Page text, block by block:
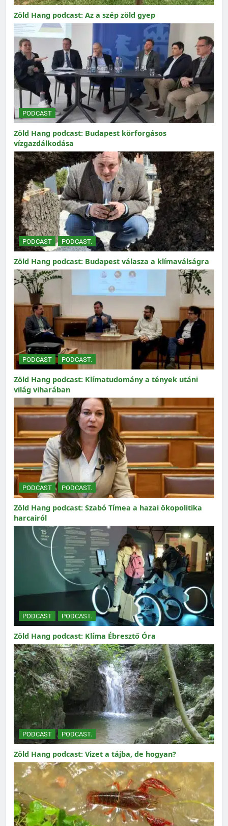
Zöld Hang podcast: Az a szép zöld gyep
PODCAST
Zöld Hang podcast: Budapest körforgásos
vízgazdálkodása
PODCAST PODCAST.
Zöld Hang podcast: Budapest válasza a klímaválságra
PODCAST PODCAST.
Zöld Hang podcast: Klímatudomány a tények utáni
világ viharában
PODCAST PODCAST.
Zöld Hang podcast: Szabó Tímea a hazai ökopolitika
harcairól
PODCAST PODCAST.
Zöld Hang podcast: Klíma Ébresztő Óra
PODCAST PODCAST.
Zöld Hang podcast: Vizet a tájba, de hogyan?